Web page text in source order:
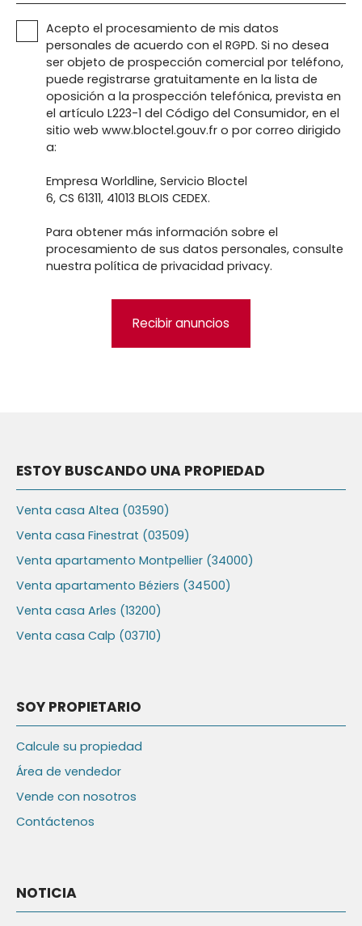
Acepto el procesamiento de mis datos
personales de acuerdo con el RGPD. Si no desea
ser objeto de prospección comercial por teléfono,
puede registrarse gratuitamente en la lista de
oposición a la prospección telefónica, prevista en
el artículo L223-1 del Código del Consumidor, en el
sitio web www.bloctel.gouv.fr o por correo dirigido
a:
Empresa Worldline, Servicio Bloctel
6, CS 61311, 41013 BLOIS CEDEX.
Para obtener más información sobre el
procesamiento de sus datos personales, consulte
nuestra política de privacidad privacy.
Recibir anuncios
ESTOY BUSCANDO UNA PROPIEDAD
Venta casa Altea (03590)
Venta casa Finestrat (03509)
Venta apartamento Montpellier (34000)
Venta apartamento Béziers (34500)
Venta casa Arles (13200)
Venta casa Calp (03710)
SOY PROPIETARIO
Calcule su propiedad
Área de vendedor
Vende con nosotros
Contáctenos
NOTICIA